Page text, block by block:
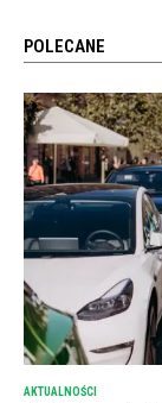
POLECANE
AKTUALNOŚCI